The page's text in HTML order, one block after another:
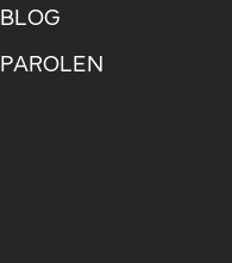
BLOG
PAROLEN